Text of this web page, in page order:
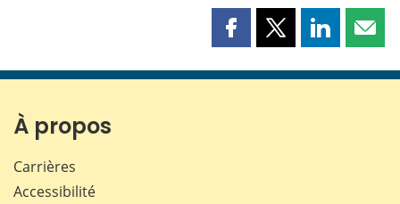
Partager
page
Partager
page
Partager
page page
À propos
Carrières
Accessibilité